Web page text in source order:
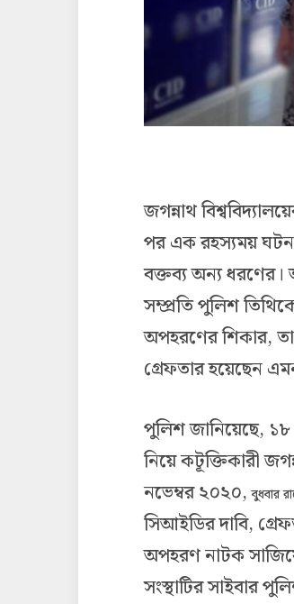
জগন্নাথ
পর এক রহস্যময়
বক্তব্য অন্য
সম্প্রতি পুলিশ
অপহরণের শিকার,
গ্রেফতার হয়েছেন
পুলিশ জানিয়েছে,
নিয়ে কটূক্তিকারী
নভেম্বর ২০২০,বুধবার
সিআইডির দাবি,
অপহরণ নাটক
সংস্থাটির সাইবার